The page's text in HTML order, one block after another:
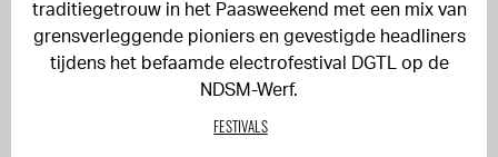
traditiegetrouw in het Paasweekend met een mix van
grensverleggende pioniers en gevestigde headliners
tijdens het befaamde electrofestival DGTL op de
NDSM-Werf.
FESTIVALS